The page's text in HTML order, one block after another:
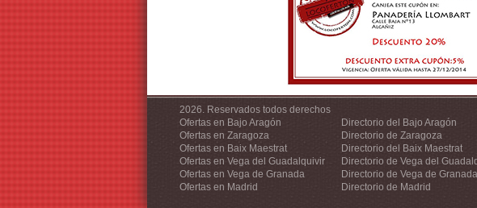
2026. Reservados todos derechos
Ofertas en Bajo Aragón
Ofertas en Zaragoza
Ofertas en Baix Maestrat
Ofertas en Vega del Guadalquivir
Ofertas en Vega de Granada
Ofertas en Madrid
Directorio del Bajo Aragón
Directorio de Zaragoza
Directorio del Baix Maestrat
Directorio de Vega del
Directorio de Vega de Granada
Directorio de Madrid